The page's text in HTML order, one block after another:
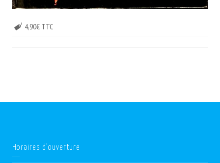
4,90€ TTC
Horaires d’ouverture